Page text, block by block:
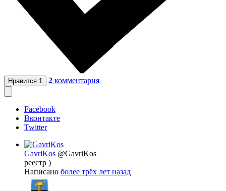
Нравится 1 2 комментария
Facebook
Вконтакте
Twitter
GavriKos @GavriKos
реестр )
Написано более трёх лет назад